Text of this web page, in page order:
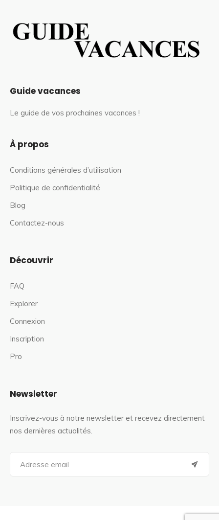
Guide vacances
Le guide de vos prochaines vacances !
À propos
Conditions générales d’utilisation
Politique de confidentialité
Blog
Contactez-nous
Découvrir
FAQ
Explorer
Connexion
Inscription
Pro
Newsletter
Inscrivez-vous à notre newsletter et recevez directement
nos dernières actualités.
a